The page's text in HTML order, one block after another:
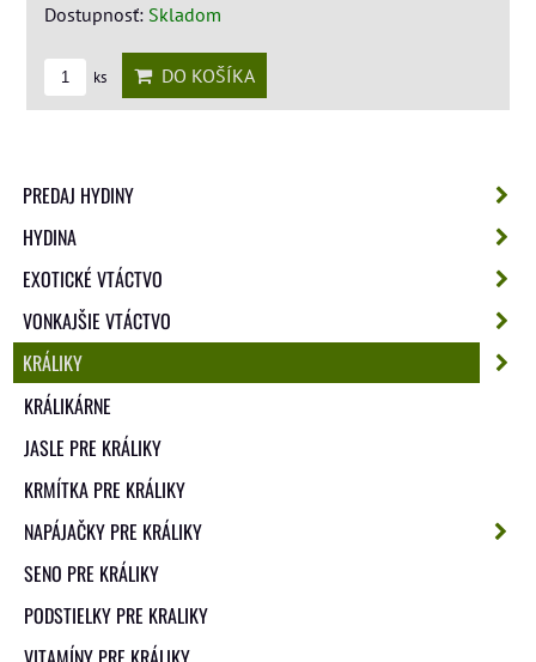
Dostupnosť: Skladom
ks DO KOŠÍKA
PREDAJ HYDINY
HYDINA
EXOTICKÉ VTÁCTVO
VONKAJŠIE VTÁCTVO
KRÁLIKY
KRÁLIKÁRNE
JASLE PRE KRÁLIKY
KRMÍTKA PRE KRÁLIKY
NAPÁJAČKY PRE KRÁLIKY
SENO PRE KRÁLIKY
PODSTIELKY PRE KRALIKY